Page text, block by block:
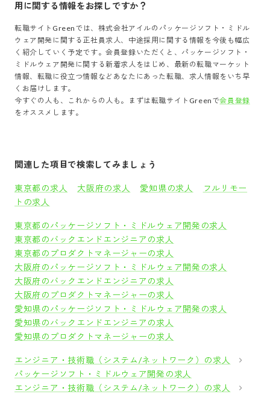
用に関する情報をお探しですか？
転職サイトGreenでは、 株式会社アイルの パッケージソフト・ミドル
ウェア開発 に関する正社員求人、中途採用に関する情報を今後も幅広
く紹介していく予定です。会員登録いただくと、 パッケージソフト・
ミドルウェア開発 に関する新着求人をはじめ、最新の転職マーケット
情報、転職に役立つ情報などあなたにあった転職、求人情報をいち早
くお届けします。
今すぐの人も、これからの人も。まずは転職サイトGreenで会員登録
をオススメします。
関連した項目で検索してみましょう
東京都の求人 大阪府の求人 愛知県の求人
フルリモー
トの求人
東京都のパッケージソフト・ミドルウェア開発の求人
東京都のバックエンドエンジニアの求人
東京都のプロダクトマネージャーの求人
大阪府のパッケージソフト・ミドルウェア開発の求人
大阪府のバックエンドエンジニアの求人
大阪府のプロダクトマネージャーの求人
愛知県のパッケージソフト・ミドルウェア開発の求人
愛知県のバックエンドエンジニアの求人
愛知県のプロダクトマネージャーの求人
エンジニア・技術職（システム/ネットワーク）の求人
パッケージソフト・ミドルウェア開発の求人
エンジニア・技術職（システム/ネットワーク）の求人